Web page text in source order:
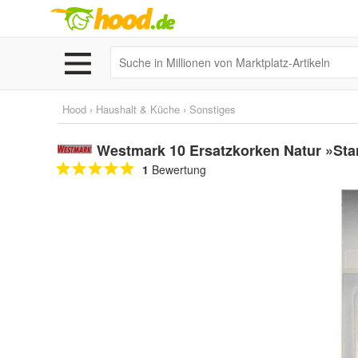
Hood › Haushalt & Küche › Sonstiges
Westmark 10 Ersatzkorken Natur
1 Bewertung